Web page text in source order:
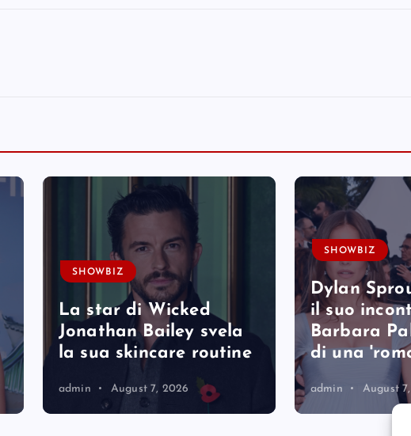
SHOWBIZ
La star di Wicked
Jonathan Bailey svela
la sua skincare routine
admin August 7, 2026
SHOWBIZ
Dylan
il suo
Barbara
di una
admin August